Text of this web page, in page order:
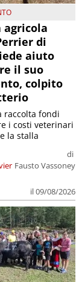
agricola
di
aiuto
il suo
colpito
di
Fausto Vassoney
il 09/08/2026
raccolta fondi
i costi veterinari
la stalla